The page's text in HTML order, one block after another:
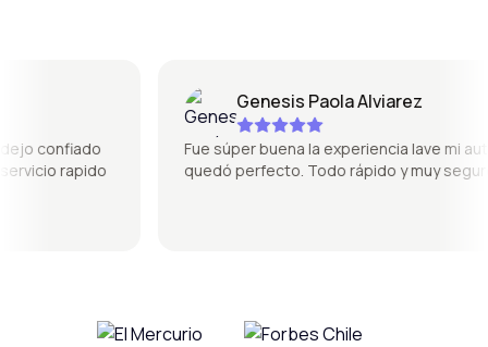
confiado
rapido
Genesis Paola Alviarez
Fue súper buena la experiencia lave mi auto y
quedó perfecto. Todo rápido y muy seguro